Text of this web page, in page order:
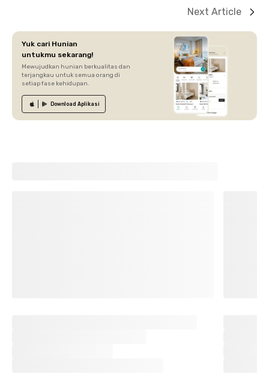
Next Article
Yuk cari Hunian
untukmu sekarang!
Mewujudkan hunian berkualitas dan
terjangkau untuk semua orang di
setiap fase kehidupan.
Download Aplikasi